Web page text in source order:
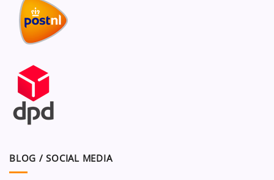
BLOG / SOCIAL MEDIA